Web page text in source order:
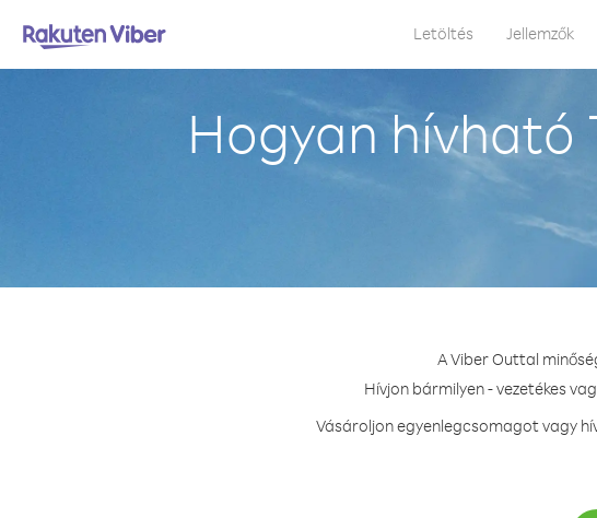
Letöltés Jellemzők
Hogyan hívható
A Viber Outtal
Hívjon bármilyen - vezetékes
Vásároljon egyenlegcsomagot vagy